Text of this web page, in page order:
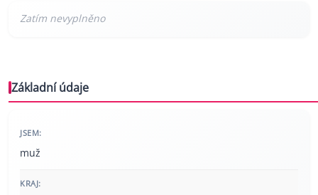
Základní údaje
JSEM:
muž
KRAJ: